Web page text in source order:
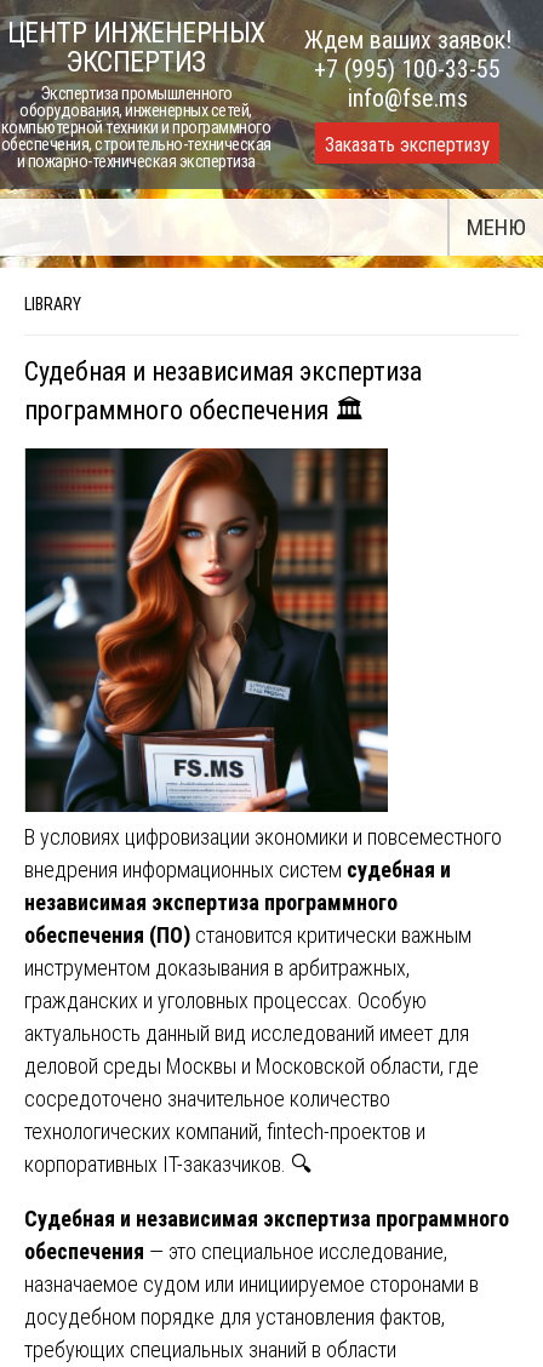
Skip
to
content
ЦЕНТР ИНЖЕНЕРНЫХ
ЭКСПЕРТИЗ
Экспертиза промышленного
оборудования, инженерных сетей,
компьютерной техники и программного
обеспечения, строительно-техническая
и пожарно-техническая экспертиза
Ждем ваших заявок!
+7 (995) 100-33-55
info@fse.ms
Заказать экспертизу
МЕНЮ
LIBRARY
Судебная и независимая экспертиза
программного обеспечения 🏛️
В условиях цифровизации экономики и повсеместного
внедрения информационных систем судебная и
независимая экспертиза программного
обеспечения (ПО) становится критически важным
инструментом доказывания в арбитражных,
гражданских и уголовных процессах. Особую
актуальность данный вид исследований имеет для
деловой среды Москвы и Московской области, где
сосредоточено значительное количество
технологических компаний, fintech-проектов и
корпоративных IT-заказчиков. 🔍
Судебная и независимая экспертиза программного
обеспечения — это специальное исследование,
назначаемое судом или инициируемое сторонами в
досудебном порядке для установления фактов,
требующих специальных знаний в области